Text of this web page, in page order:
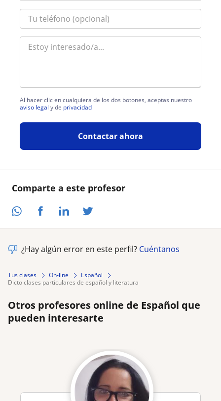
Comparte a este profesor
Al hacer clic en cualquiera de los dos botones, aceptas nuestro
aviso legal y de privacidad
Contactar ahora
¿Hay algún error en este perfil? Cuéntanos
Tus clases On-line
Español
dicto clases particulares de español y literatura
Otros profesores online de Español que
pueden interesarte